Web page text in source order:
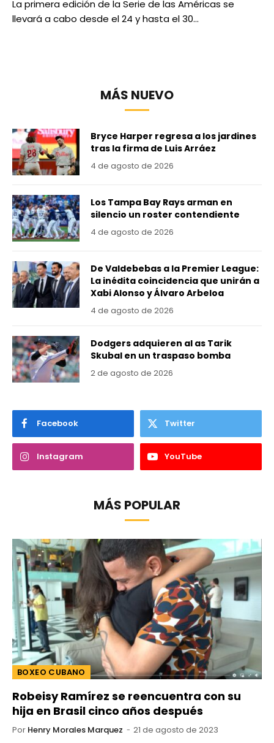
La primera edición de la Serie de las Américas se
llevará a cabo desde el 24 y hasta el 30…
MÁS NUEVO
Bryce Harper regresa a los jardines
tras la firma de Luis Arráez
4 de agosto de 2026
Los Tampa Bay Rays arman en
silencio un roster contendiente
4 de agosto de 2026
De Valdebebas a la Premier League:
La inédita coincidencia que unirán a
Xabi Alonso y Álvaro Arbeloa
4 de agosto de 2026
Dodgers adquieren al as Tarik
Skubal en un traspaso bomba
2 de agosto de 2026
Facebook Twitter
Instagram YouTube
MÁS POPULAR
BOXEO CUBANO
Robeisy Ramírez se reencuentra con su
hija en Brasil cinco años después
Por Henry Morales Marquez 21 de agosto de 2023